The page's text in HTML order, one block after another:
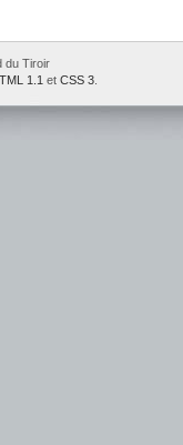
du Tiroir
1.1 et CSS 3